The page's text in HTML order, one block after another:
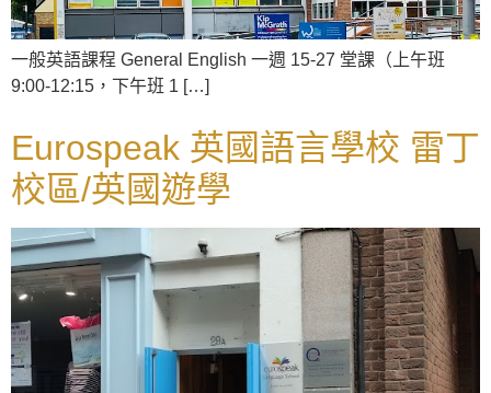
一般英語課程 General English 一週 15-27 堂課（上午班
9:00-12:15，下午班 1 […]
Eurospeak 英國語言學校 雷丁
校區/英國遊學